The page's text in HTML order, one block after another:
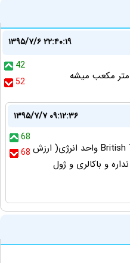
۱۳۹۵/۷/۶ ۲۲:۴۰:۱۹
42
52
۱۳۹۵/۷/۷ ۰۹:۱۲:۳۶
68
68 برادر! بی تی یو British Thermal Unit واحد انرژی( ارزش
و باکالری و ژول